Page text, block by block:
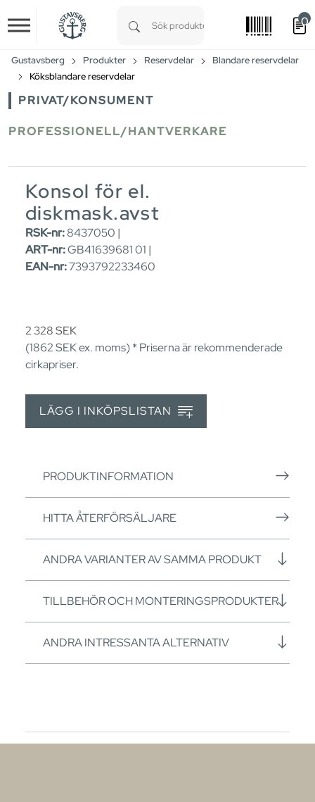
Skip to main content
0
Gustavsberg Produkter Reservdelar
Blandare reservdelar
Köksblandare reservdelar
PRIVAT/KONSUMENT
PROFESSIONELL/HANTVERKARE
Konsol för el.
diskmask.avst
RSK-nr:8437050 |
ART-nr:GB41639681 01 |
EAN-nr:7393792233460
2 328SEK
(1862SEKex. moms) * Priserna är rekommenderade
cirkapriser.
LÄGG I INKÖPSLISTAN
PRODUKTINFORMATION
HITTA ÅTERFÖRSÄLJARE
ANDRA VARIANTER AV SAMMA PRODUKT
TILLBEHÖR OCH MONTERINGSPRODUKTER
ANDRA INTRESSANTA ALTERNATIV